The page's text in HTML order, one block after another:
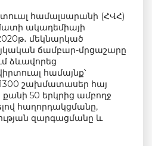
համալսարանի (ՀՎՀ)
ակադեմիայի
մեկնարկած
ճամբար-մրցաշարը
ձևավորեց
համայնք՝
1300 շախմատասեր հայ
50 երկրից ամբողջ
հաղորդակցմանը,
զարգացմանը և